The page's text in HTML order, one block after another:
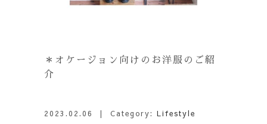
＊オケージョン向けのお洋服のご紹
介
2023.02.06 | Category: Lifestyle